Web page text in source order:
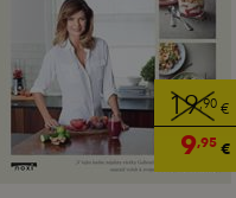
19,90 €
9,95 €